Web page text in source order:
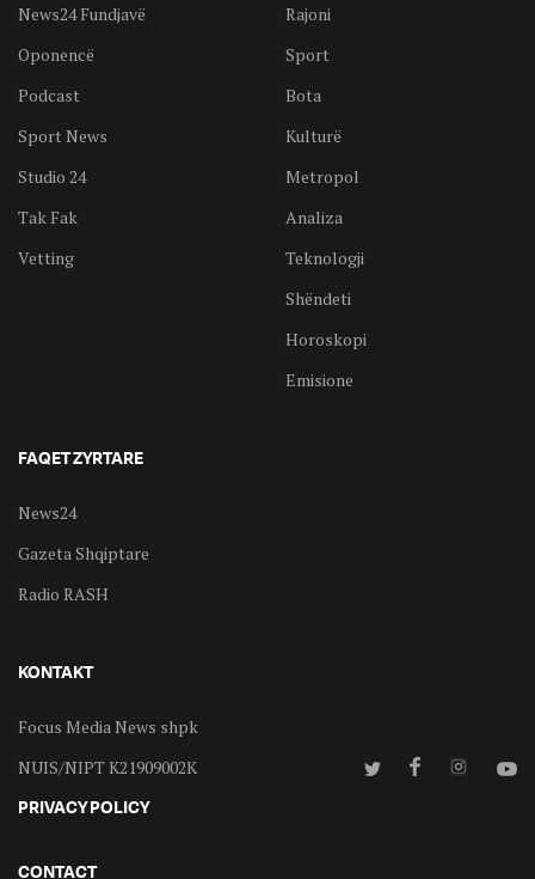
News24 Fundjavë
Oponencë
Podcast
Sport News
Studio 24
Tak Fak
Vetting
Rajoni
Sport
Bota
Kulturë
Metropol
Analiza
Teknologji
Shëndeti
Horoskopi
Emisione
FAQET ZYRTARE
News24
Gazeta Shqiptare
Radio RASH
KONTAKT
Focus Media News shpk
NUIS/NIPT K21909002K
PRIVACY POLICY
CONTACT